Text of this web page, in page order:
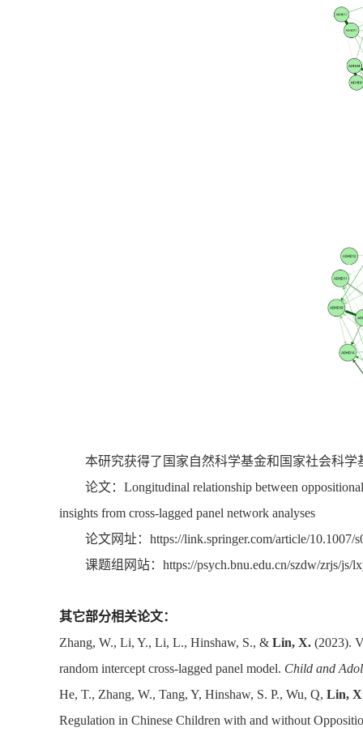
本研究获得了国家自然科学基金和国家社会科
论文：Longitudinal relationship between
insights from cross-lagged panel network analyses
论文网址：https://link.springer.com/article/10.1007/
课题组网站： https://psych.bnu.edu.cn/szdw/zrjs/js/
其它部分相关论文：
Zhang, W., Li, Y., Li, L., Hinshaw, S., & Lin, X. (2023).
random intercept cross-lagged panel model. Child and
He, T., Zhang, W., Tang, Y, Hinshaw, S. P., Wu, Q, Lin,
Regulation in Chinese Children with and without